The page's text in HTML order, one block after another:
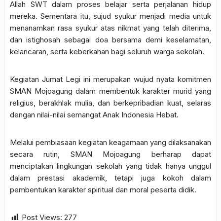
Allah SWT dalam proses belajar serta perjalanan hidup
mereka. Sementara itu, sujud syukur menjadi media untuk
menanamkan rasa syukur atas nikmat yang telah diterima,
dan istighosah sebagai doa bersama demi keselamatan,
kelancaran, serta keberkahan bagi seluruh warga sekolah.
Kegiatan Jumat Legi ini merupakan wujud nyata komitmen
SMAN Mojoagung dalam membentuk karakter murid yang
religius, berakhlak mulia, dan berkepribadian kuat, selaras
dengan nilai-nilai semangat Anak Indonesia Hebat.
Melalui pembiasaan kegiatan keagamaan yang dilaksanakan
secara rutin, SMAN Mojoagung berharap dapat
menciptakan lingkungan sekolah yang tidak hanya unggul
dalam prestasi akademik, tetapi juga kokoh dalam
pembentukan karakter spiritual dan moral peserta didik.
Post Views: 277